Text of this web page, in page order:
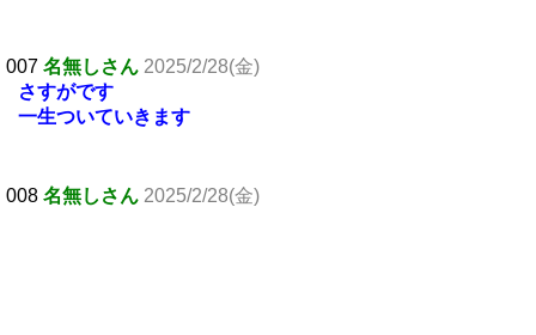
007 名無しさん 2025/2/28(金)
さすがです
一生ついていきます
008 名無しさん 2025/2/28(金)